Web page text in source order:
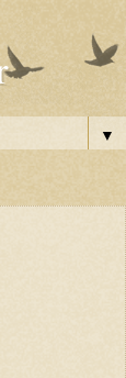
▼